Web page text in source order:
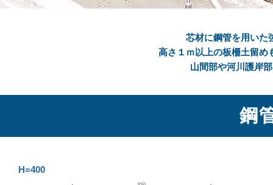
芯材に鋼管を用いた
高さ１ｍ以上の板柵土留め
山間部や河川護岸
鋼
H=400